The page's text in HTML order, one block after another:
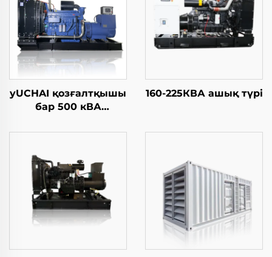
yUCHAI қозғалтқышы
бар 500 кВА
160-225КВА ашық түрі